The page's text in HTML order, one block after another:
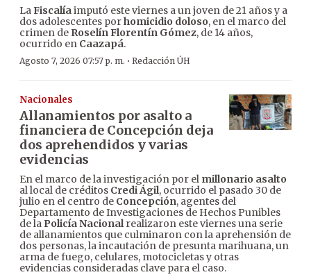
LaFiscalíaimputó este viernes a un joven de 21 años y a
dos adolescentes porhomicidio doloso, en el marco del
crimen de Roselín Florentín Gómez, de 14 años,
ocurrido en Caazapá.
Agosto 7, 2026 07:57 p. m. · Redacción ÚH
Nacionales
Allanamientos por asalto a
financiera de Concepción deja
dos aprehendidos y varias
evidencias
En el marco de la investigación por el millonario asalto
al local de créditos Credi Ágil, ocurrido el pasado 30 de
julio en el centro de Concepción, agentes del
Departamento de Investigaciones de Hechos Punibles
de la Policía Nacionalrealizaron este viernes una serie
de allanamientos que culminaron con la aprehensión de
dos personas, la incautación de presunta marihuana, un
arma de fuego, celulares, motocicletas y otras
evidencias consideradas clave para el caso.